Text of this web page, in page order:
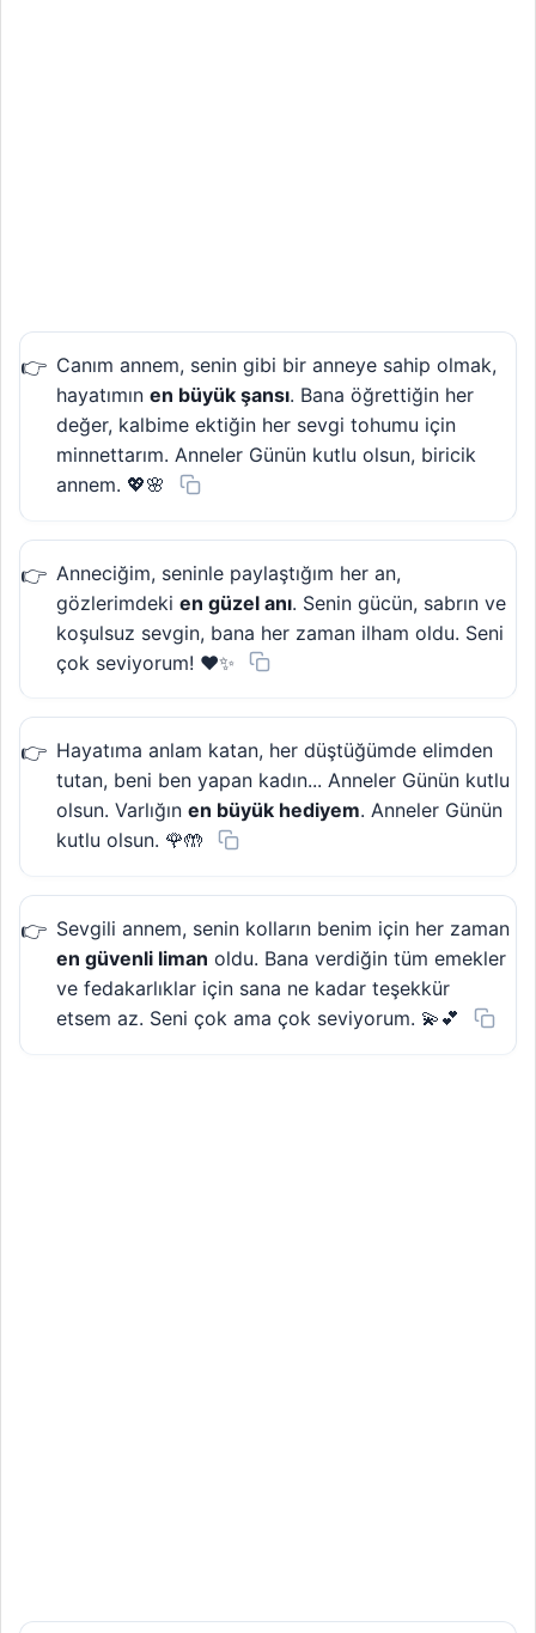
Canım annem, senin gibi bir anneye sahip olmak,
hayatımın en büyük şansı. Bana öğrettiğin her
değer, kalbime ektiğin her sevgi tohumu için
minnettarım. Anneler Günün kutlu olsun, biricik
annem. 💖🌸
Anneciğim, seninle paylaştığım her an,
gözlerimdeki en güzel anı. Senin gücün, sabrın ve
koşulsuz sevgin, bana her zaman ilham oldu. Seni
çok seviyorum! ❤️✨
Hayatıma anlam katan, her düştüğümde elimden
tutan, beni ben yapan kadın... Anneler Günün kutlu
olsun. Varlığın en büyük hediyem. Anneler Günün
kutlu olsun. 🌹🤲
Sevgili annem, senin kolların benim için her zaman
en güvenli liman oldu. Bana verdiğin tüm emekler
ve fedakarlıklar için sana ne kadar teşekkür
etsem az. Seni çok ama çok seviyorum. 💫💕